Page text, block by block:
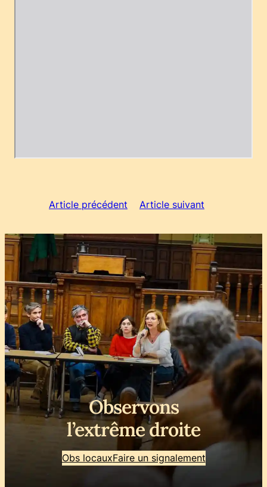
Article précédent Article suivant
Observons
l’extrême droite
Obs locauxFaire un signalement